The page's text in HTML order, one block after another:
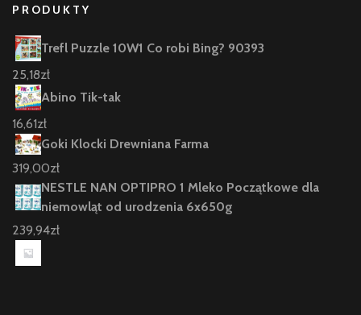
PRODUKTY
Trefl Puzzle 10W1 Co robi Bing? 90393
25,18zł
Abino Tik-tak
16,61zł
Goki Klocki Drewniana Farma
319,00zł
NESTLE NAN OPTIPRO 1 Mleko Początkowe dla
niemowląt od urodzenia 6x650g
239,94zł